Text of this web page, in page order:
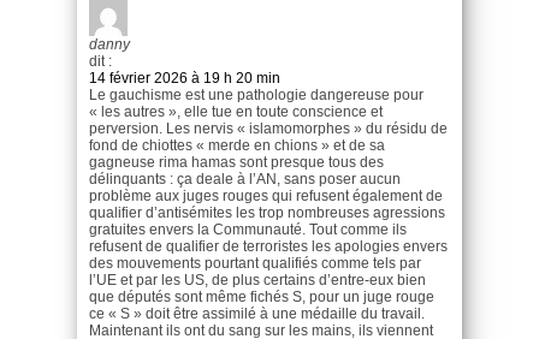
danny
dit :
14 février 2026 à 19 h 20 min
Le gauchisme est une pathologie dangereuse pour
« les autres », elle tue en toute conscience et
perversion. Les nervis « islamomorphes » du résidu de
fond de chiottes « merde en chions » et de sa
gagneuse rima hamas sont presque tous des
délinquants : ça deale à l’AN, sans poser aucun
problème aux juges rouges qui refusent également de
qualifier d’antisémites les trop nombreuses agressions
gratuites envers la Communauté. Tout comme ils
refusent de qualifier de terroristes les apologies envers
des mouvements pourtant qualifiés comme tels par
l’UE et par les US, de plus certains d’entre-eux bien
que députés sont même fichés S, pour un juge rouge
ce « S » doit être assimilé à une médaille du travail.
Maintenant ils ont du sang sur les mains, ils viennent